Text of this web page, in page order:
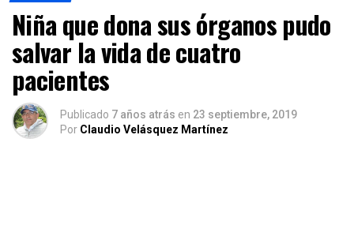
Niña que dona sus órganos pudo
salvar la vida de cuatro
pacientes
Publicado 7 años atrás en 23 septiembre, 2019
Por Claudio Velásquez Martínez